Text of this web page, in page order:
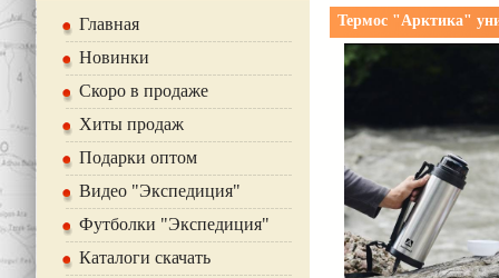
Главная
Новинки
Скоро в продаже
Хиты продаж
Подарки оптом
Видео "Экспедиция"
Футболки "Экспедиция"
Каталоги скачать
Термос "Арктика"